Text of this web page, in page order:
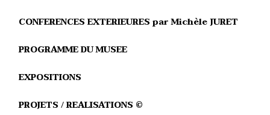
CONFERENCES EXTERIEURES par Michèle JURET
PROGRAMME DU MUSEE
EXPOSITIONS
PROJETS / REALISATIONS ©